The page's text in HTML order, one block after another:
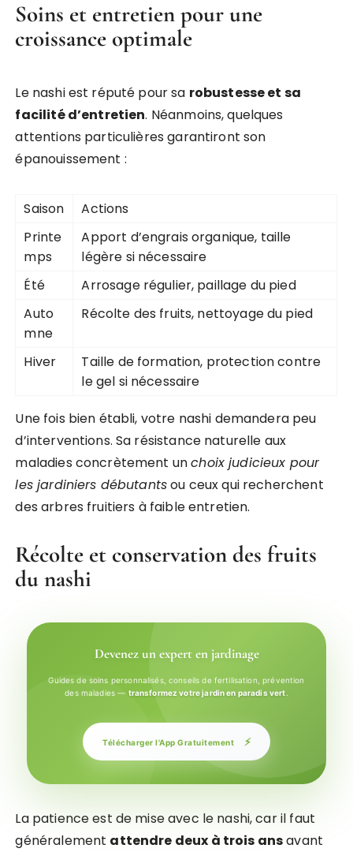
Soins et entretien pour une
croissance optimale
Le nashi est réputé pour sa robustesse et sa
facilité d’entretien. Néanmoins, quelques
attentions particulières garantiront son
épanouissement :
Saison
Actions
Printe
mps
Apport d’engrais organique, taille
légère si nécessaire
Été
Arrosage régulier, paillage du pied
Auto
mne
Récolte des fruits, nettoyage du pied
Hiver
Taille de formation, protection contre
le gel si nécessaire
Une fois bien établi, votre nashi demandera peu
d’interventions. Sa résistance naturelle aux
maladies concrètement unchoix judicieux pour
les jardiniers débutantsou ceux qui recherchent
des arbres fruitiers à faible entretien.
Récolte et conservation des fruits
du nashi
Devenez un expert en jardinage
Guides de soins personnalisés, conseils de fertilisation, prévention
des maladies — transformez votre jardin en paradis vert
Télécharger l'App Gratuitement ⚡
La patience est de mise avec le nashi, car il faut
généralement attendre deux à trois ansavant